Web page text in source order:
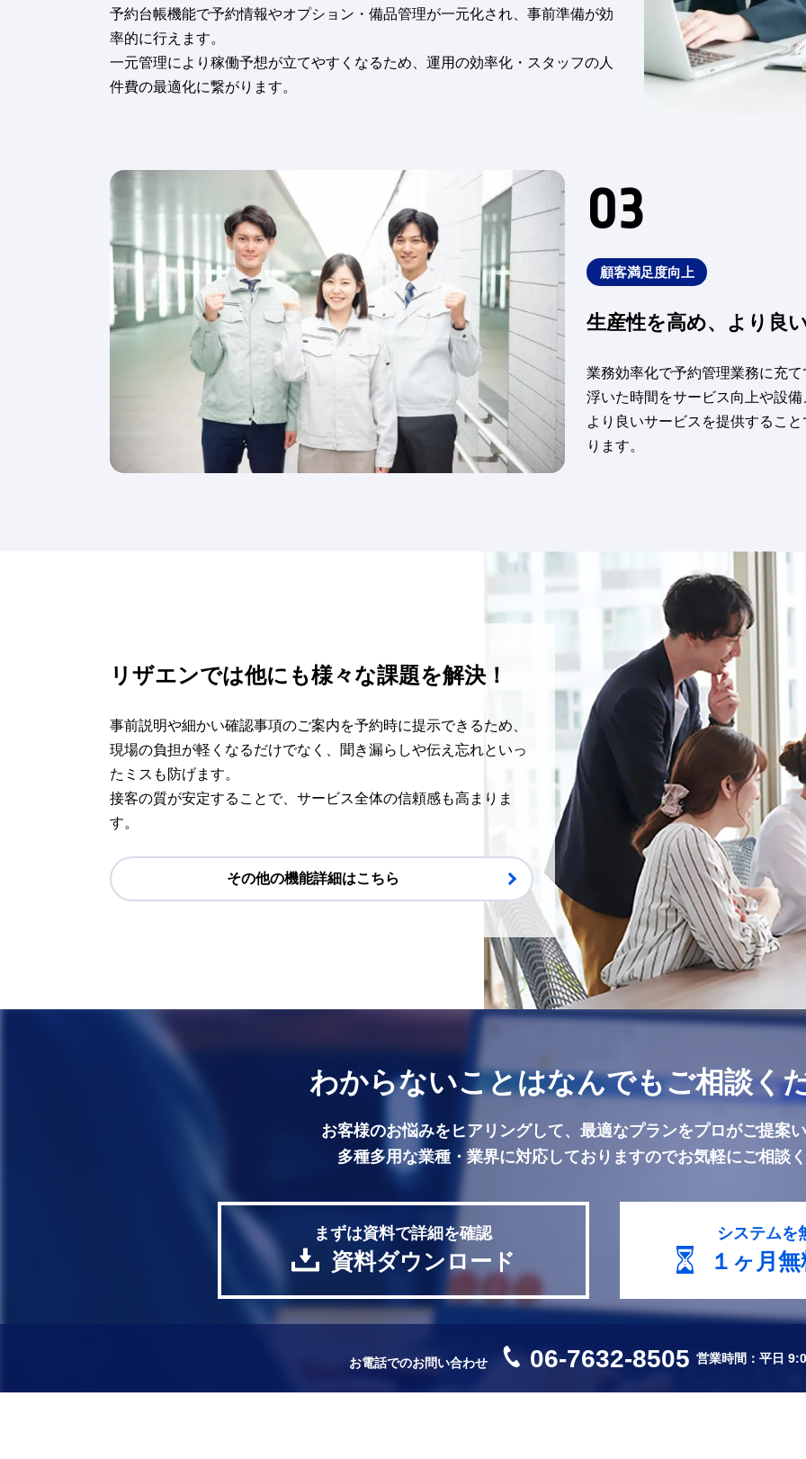
シ
ス
ム
導
入
で
な
ト
し
し
！
予約台帳機能で予約情報やオプション・備品管理が一元化され、事前準備が効
率的に行えます。
一元管理により稼働予想が立てやすくなるため、運用の効率化・スタッフの人
件費の最適化に繋がります。
顧客満足度向上
生産性を高め、より良
業務効率化で予約管理業務に充
浮いた時間をサービス向上や設
より良いサービスを提供するこ
ります。
リザエンでは他にも様々な課題を解決！
事前説明や細かい確認事項のご案内を予約時に提示できるため、
現場の負担が軽くなるだけでなく、聞き漏らしや伝え忘れといっ
たミスも防げます。
接客の質が安定することで、サービス全体の信頼感も高まりま
す。
その他の機能詳細はこちら
わからないことはなんでもご相談く
お客様のお悩みをヒアリングして、最適なプランをプロがご提案
多種多用な業種・業界に対応しておりますのでお気軽にご相談
まずは資料で詳細を確認
資料ダウンロード
システムを
１ヶ月
お電話でのお問い合わせ 06-7632-8505 営業時間：平日